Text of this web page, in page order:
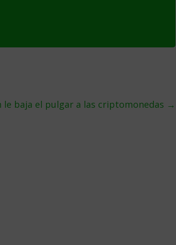
le baja el pulgar a las criptomonedas →